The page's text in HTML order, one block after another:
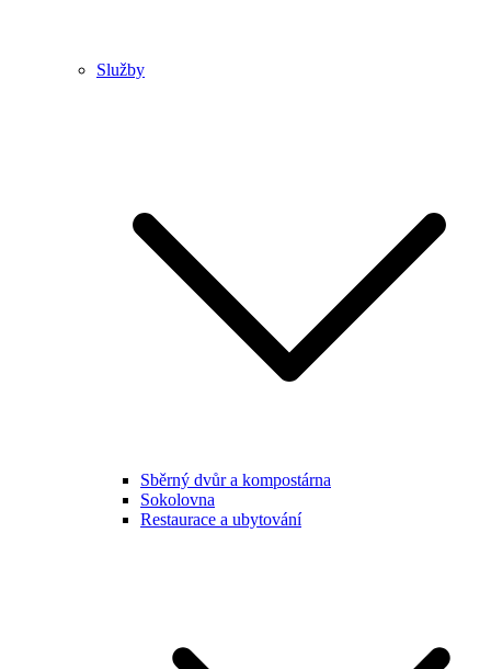
Služby
Sběrný dvůr a kompostárna
Sokolovna
Restaurace a ubytování